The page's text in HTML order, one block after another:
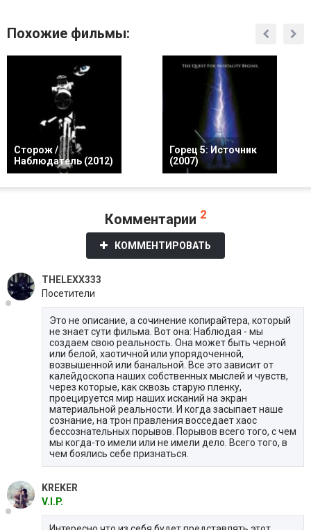
Похожие фильмы:
Сторож /
Наблюдатель (2012)
Горец 5: Источник
(2007)
Комментарии 2
КОММЕНТИРОВАТЬ
THELEXX333
Посетители
Это не описание, а сочинение копирайтера, который
не знает сути фильма. Вот она: Наблюдая - мы
создаем свою реальность. Она может быть черной
или белой, хаотичной или упорядоченной,
возвышенной или банальной. Все это зависит от
калейдоскопа наших собственных мыслей и чувств,
через которые, как сквозь старую пленку,
проецируется мир наших исканий на экран
материальной реальности. И когда засыпает наше
сознание, на трон правления восседает хаос
бессознательных порывов. Порывов всего того, с чем
мы когда-то имели или не имели дело. Всего того, в
чем боялись себе признаться.
KREKER
V.I.P.